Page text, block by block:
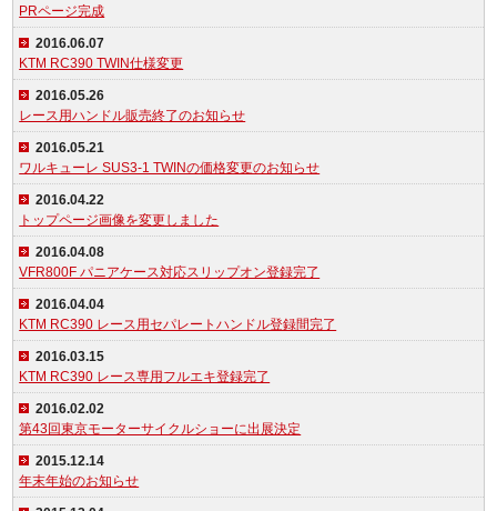
PRページ完成
2016.06.07
KTM RC390 TWIN仕様変更
2016.05.26
レース用ハンドル販売終了のお知らせ
2016.05.21
ワルキューレ SUS3-1 TWINの価格変更のお知らせ
2016.04.22
トップページ画像を変更しました
2016.04.08
VFR800F パニアケース対応スリップオン登録完了
2016.04.04
KTM RC390 レース用セパレートハンドル登録間完了
2016.03.15
KTM RC390 レース専用フルエキ登録完了
2016.02.02
第43回東京モーターサイクルショーに出展決定
2015.12.14
年末年始のお知らせ